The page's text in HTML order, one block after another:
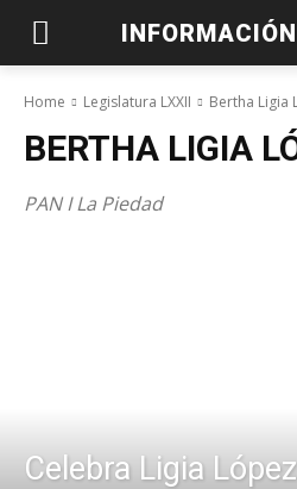
Home Legislatura LXXII Bertha Ligia
BERTHA LIGIA
PAN I La Piedad
Celebra Ligia